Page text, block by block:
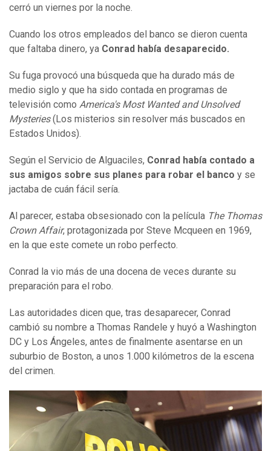
cerró un viernes por la noche.
Cuando los otros empleados del banco se dieron cuenta
que faltaba dinero, ya Conrad había desaparecido.
Su fuga provocó una búsqueda que ha durado más de
medio siglo y que ha sido contada en programas de
televisión como America's Most Wanted and Unsolved
Mysteries(Los misterios sin resolver más buscados en
Estados Unidos).
Según el Servicio de Alguaciles, Conrad había contado a
sus amigos sobre sus planes para robar el banco y se
jactaba de cuán fácil sería.
Al parecer, estaba obsesionado con la película The Thomas
Crown Affair, protagonizada por Steve Mcqueen en 1969,
en la que este comete un robo perfecto.
Conrad la vio más de una docena de veces durante su
preparación para el robo.
Las autoridades dicen que, tras desaparecer, Conrad
cambió su nombre a Thomas Randele y huyó a Washington
DC y Los Ángeles, antes de finalmente asentarse en un
suburbio de Boston, a unos 1.000 kilómetros de la escena
del crimen.